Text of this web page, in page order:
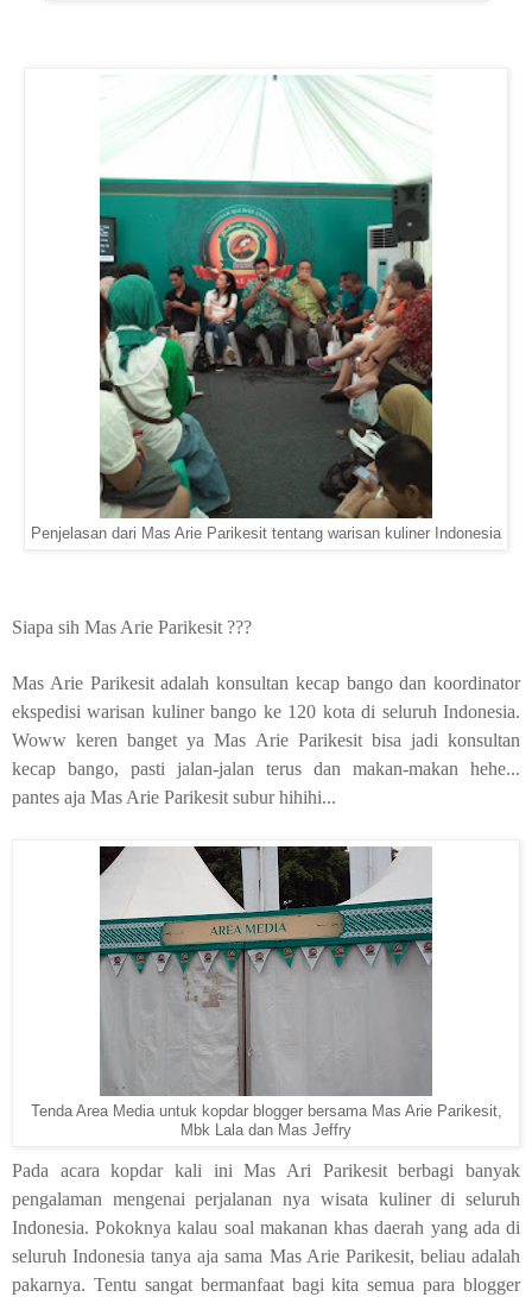
Penjelasan dari Mas Arie Parikesit tentang warisan kuliner Indonesia
Siapa sih Mas Arie Parikesit ???
Mas Arie Parikesit adalah konsultan kecap bango dan koordinator
ekspedisi warisan kuliner bango ke 120 kota di seluruh Indonesia.
Woww keren banget ya Mas Arie Parikesit bisa jadi konsultan
kecap bango, pasti jalan-jalan terus dan makan-makan hehe...
pantes aja Mas Arie Parikesit subur hihihi...
Tenda Area Media untuk kopdar blogger bersama Mas Arie Parikesit,
Mbk Lala dan Mas Jeffry
Pada acara kopdar kali ini Mas Ari Parikesit berbagi banyak
pengalaman mengenai perjalanan nya wisata kuliner di seluruh
Indonesia. Pokoknya kalau soal makanan khas daerah yang ada di
seluruh Indonesia tanya aja sama Mas Arie Parikesit, beliau adalah
pakarnya. Tentu sangat bermanfaat bagi kita semua para blogger